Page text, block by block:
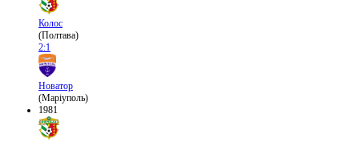
Колос
(Полтава)
2:1
Новатор
(Маріуполь)
1981